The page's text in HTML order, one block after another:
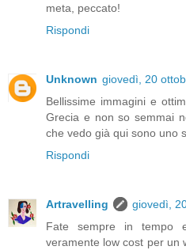
meta, peccato!
Rispondi
Unknown giovedì, 20
Bellissime immagini e
Grecia e non so semmai
che vedo già qui sono uno
Rispondi
Artravelling
giovedì,
Fate sempre in tempo
veramente low cost per un